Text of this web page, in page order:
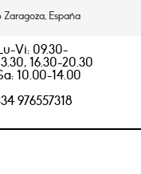
España
Vi: 09.30-
16.30-20.30
10.00-14.00
976557318